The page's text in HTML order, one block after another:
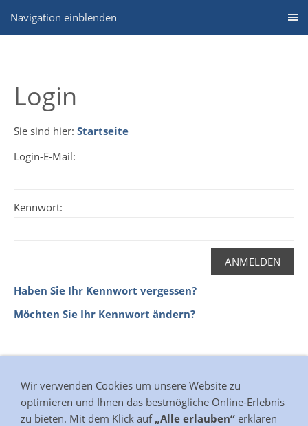
Navigation einblenden
Login
Sie sind hier: Startseite
Login-E-Mail:
Kennwort:
Haben Sie Ihr Kennwort vergessen?
Möchten Sie Ihr Kennwort ändern?
ImpressumDatenschutzerklärungKontaktCookies
Wir verwenden Cookies um unsere Website zu
optimieren und Ihnen das bestmögliche Online-Erlebnis
zu bieten. Mit dem Klick auf „Alle erlauben“ erklären